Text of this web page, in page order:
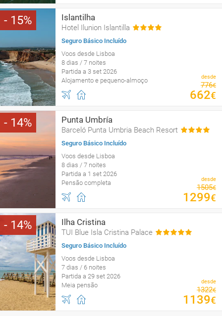
15 Islantilha
Hotel Ilunion Islantilla
Seguro Básico Incluído
Voos desde Lisboa
8 dias / 7 noites
Partida a 3 set 2026
Alojamento e pequeno-almoço
desde
776€
662€
14 Punta Umbría
Barceló Punta Umbria Beach Resort
Seguro Básico Incluído
Voos desde Lisboa
8 dias / 7 noites
Partida a 1 set 2026
Pensão completa
desde
1505€
1299€
14 Ilha Cristina
TUI Blue Isla Cristina Palace
Seguro Básico Incluído
Voos desde Lisboa
7 dias / 6 noites
Partida a 29 set 2026
Meia pensão
desde
1322€
1139€